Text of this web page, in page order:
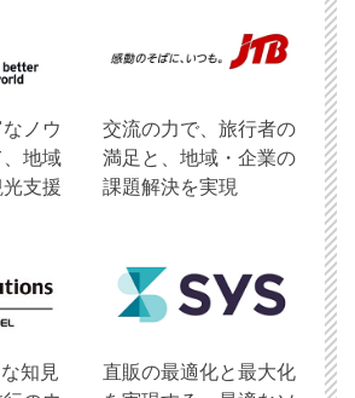
ノウ
地域
支援
交流の力で、旅行者の
満足と、地域・企業の
課題解決を実現
知見
直販の最適化と最大化